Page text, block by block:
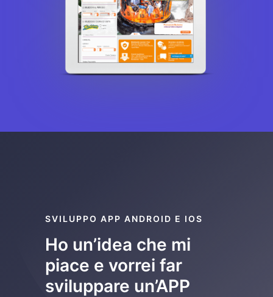
SVILUPPO APP ANDROID E IOS
Ho un’idea che mi
piace e vorrei far
sviluppare un’APP